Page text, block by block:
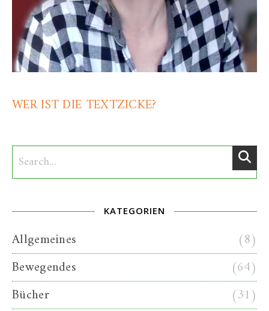
WER IST DIE TEXTZICKE?
KATEGORIEN
Allgemeines
(8)
Bewegendes
(64)
Bücher
(31)